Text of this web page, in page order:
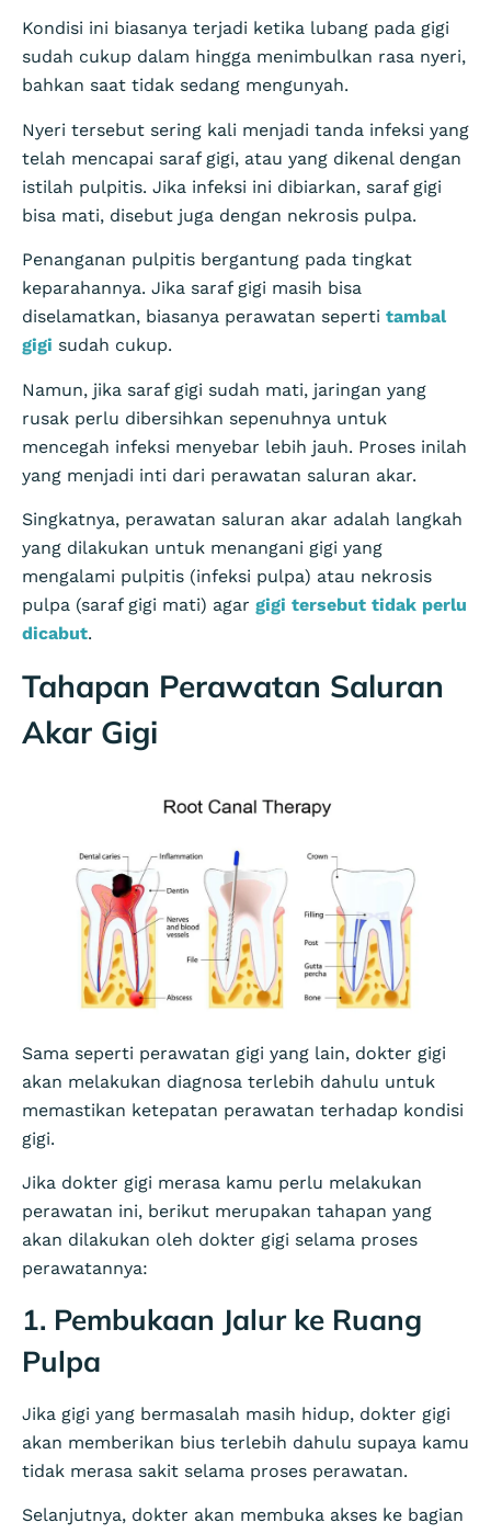
Kondisi ini biasanya terjadi ketika lubang pada gigi
sudah cukup dalam hingga menimbulkan rasa nyeri,
bahkan saat tidak sedang mengunyah.
Nyeri tersebut sering kali menjadi tanda infeksi yang
telah mencapai saraf gigi, atau yang dikenal dengan
istilah pulpitis. Jika infeksi ini dibiarkan, saraf gigi
bisa mati, disebut juga dengan nekrosis pulpa.
Penanganan pulpitis bergantung pada tingkat
keparahannya. Jika saraf gigi masih bisa
diselamatkan, biasanya perawatan seperti tambal
gigi sudah cukup.
Namun, jika saraf gigi sudah mati, jaringan yang
rusak perlu dibersihkan sepenuhnya untuk
mencegah infeksi menyebar lebih jauh. Proses inilah
yang menjadi inti dari perawatan saluran akar.
Singkatnya, perawatan saluran akar adalah langkah
yang dilakukan untuk menangani gigi yang
mengalami pulpitis (infeksi pulpa) atau nekrosis
pulpa (saraf gigi mati) agar gigi tersebut tidak perlu
dicabut.
Tahapan Perawatan Saluran
Akar Gigi
Sama seperti perawatan gigi yang lain, dokter gigi
akan melakukan diagnosa terlebih dahulu untuk
memastikan ketepatan perawatan terhadap kondisi
gigi.
Jika dokter gigi merasa kamu perlu melakukan
perawatan ini, berikut merupakan tahapan yang
akan dilakukan oleh dokter gigi selama proses
perawatannya:
1. Pembukaan Jalur ke Ruang
Pulpa
Jika gigi yang bermasalah masih hidup, dokter gigi
akan memberikan bius terlebih dahulu supaya kamu
tidak merasa sakit selama proses perawatan.
Selanjutnya, dokter akan membuka akses ke bagian